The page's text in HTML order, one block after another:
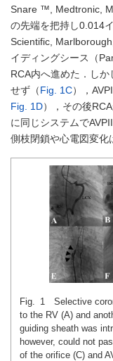
Snare ™, Medtronic,
の先端を把持し0.014
Scientific,
イディングシース（
RCA内へ進めた．し
せず（Fig. 1C），
Fig. 1D），その後
に同じシステムで
側枝閉鎖や心電図変化
Fig. 1 Selective
to the RV (A) and
guiding sheath was
however, could not
of the orifice (C) and